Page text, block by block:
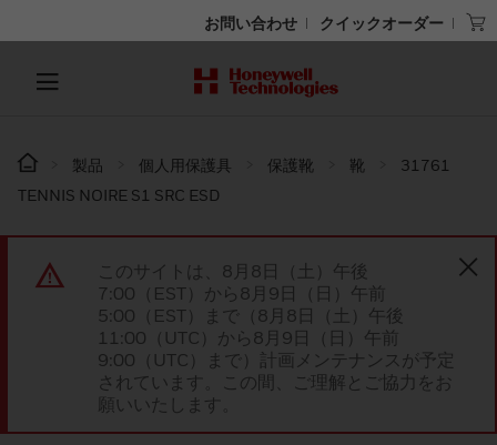
お問い合わせ クイックオーダー
製品 個人用保護具 保護靴 靴
31761
TENNIS NOIRE S1 SRC ESD
このサイトは、8月8日（土）午後
7:00（EST）から8月9日（日）午前
5:00（EST）まで（8月8日（土）午後
11:00（UTC）から8月9日（日）午前
9:00（UTC）まで）計画メンテナンスが予定
されています。この間、ご理解とご協力をお
願いいたします。